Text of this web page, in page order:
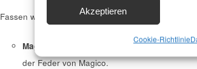
Akzeptieren
Cookie-Richtlinie
Fassen wir zusammen, was Sache ist:
Magico entwickelt das Design:
der Feder von Magico.